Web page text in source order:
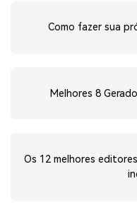
Como fazer sua
Melhores 8
Os 12 melhores